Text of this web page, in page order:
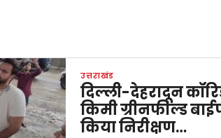
उत्तराखंड
दिल्ली-देहरादून
किमी ग्रीनफील्ड
किया निरीक्षण…